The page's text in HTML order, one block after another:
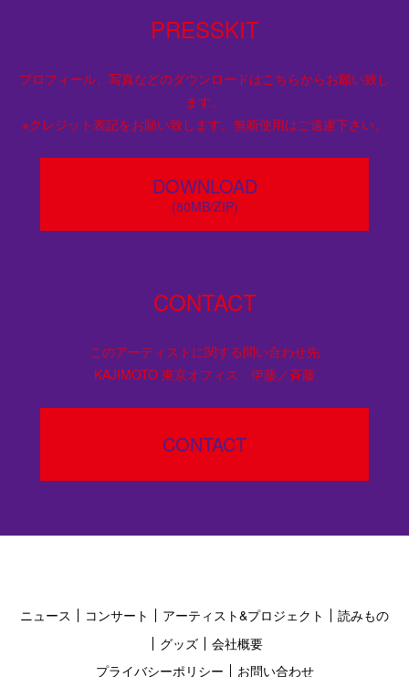
PRESSKIT
プロフィール、写真などのダウンロードはこちらからお願い致し
ます。
※クレジット表記をお願い致します。無断使用はご遠慮下さい。
DOWNLOAD
(80MB/ZIP)
CONTACT
このアーティストに関する問い合わせ先
KAJIMOTO 東京オフィス 伊藤／斉藤
CONTACT
ニュース コンサート アーティスト&プロジェクト
読みもの
グッズ
会社概要
プライバシーポリシー
お問い合わせ